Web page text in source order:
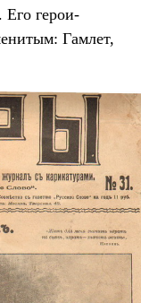
Его герои-
Гамлет,